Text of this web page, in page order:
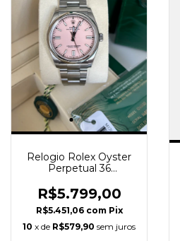
Relogio Rolex Oyster
Perpetual 36
Pink Super Clone REF.
126000
R$5.799,00
R$5.451,06 com Pix
10 x de R$579,90 sem juros